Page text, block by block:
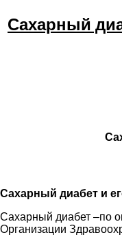
Сахарный
Сахарный диабет и
Сахарный диабет –по
Организации